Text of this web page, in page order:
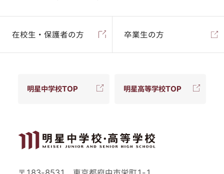
在校生・保護者の方 卒業生の方
明星中学校TOP 明星高等学校TOP